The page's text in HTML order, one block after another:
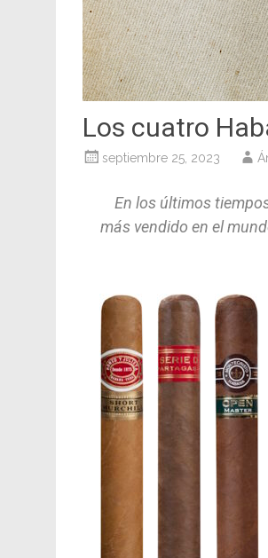
Los cuatro
septiembre 25, 2023
En los últimos
más vendido en el